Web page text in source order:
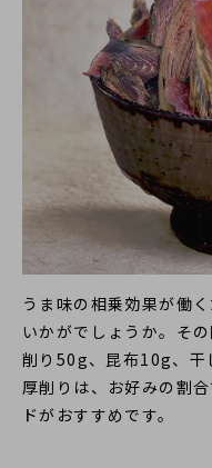
うま味の相乗効果が働く
いかがでしょうか。そ
削り50g、昆布10g、干
厚削りは、お好みの割
ドがおすすめです。